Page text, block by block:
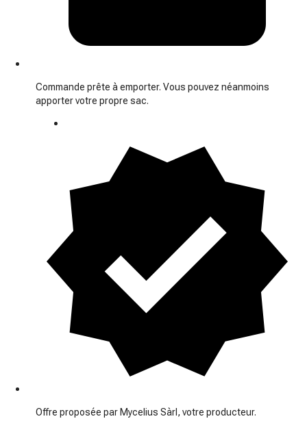
Commande prête à emporter. Vous pouvez néanmoins
apporter votre propre sac.
Offre proposée par Mycelius Sàrl, votre producteur.